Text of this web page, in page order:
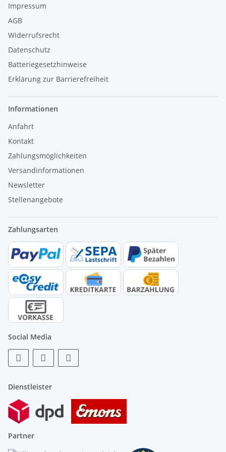
Impressum
AGB
Widerrufsrecht
Datenschutz
Batteriegesetzhinweise
Erklärung zur Barrierefreiheit
Informationen
Anfahrt
Kontakt
Zahlungsmöglichkeiten
Versandinformationen
Newsletter
Stellenangebote
Zahlungsarten
Social Media
Dienstleister
Partner